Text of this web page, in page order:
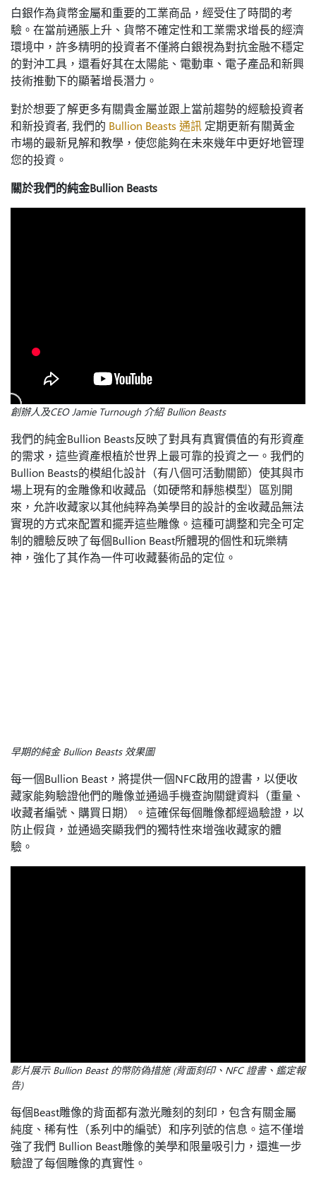
白銀作為貨幣金屬和重要的工業商品，經受住了時間的考
驗。在當前通脹上升、貨幣不確定性和工業需求增長的經濟
環境中，許多精明的投資者不僅將白銀視為對抗金融不穩定
的對沖工具，還看好其在太陽能、電動車、電子產品和新興
技術推動下的顯著增長潛力。
對於想要了解更多有關貴金屬並跟上當前趨勢的經驗投資者
和新投資者, 我們的 Bullion Beasts 通訊 定期更新有關黃金
市場的最新見解和教學，使您能夠在未來幾年中更好地管理
您的投資。
關於我們的純金Bullion Beasts
創辦人及CEO Jamie Turnough 介紹 Bullion Beasts
我們的純金Bullion Beasts反映了對具有真實價值的有形資產
的需求，這些資產根植於世界上最可靠的投資之一。我們的
Bullion Beasts的模組化設計（有八個可活動關節）使其與市
場上現有的金雕像和收藏品（如硬幣和靜態模型）區別開
來，允許收藏家以其他純粹為美學目的設計的金收藏品無法
實現的方式來配置和擺弄這些雕像。這種可調整和完全可定
制的體驗反映了每個Bullion Beast所體現的個性和玩樂精
神，強化了其作為一件可收藏藝術品的定位。
早期的純金 Bullion Beasts 效果圖
每一個Bullion Beast，將提供一個NFC啟用的證書，以便收
藏家能夠驗證他們的雕像並通過手機查詢關鍵資料（重量、
收藏者編號、購買日期）。這確保每個雕像都經過驗證，以
防止假貨，並通過突顯我們的獨特性來增強收藏家的體
驗。
影片展示 Bullion Beast 的幣防偽措施 (背面刻印、NFC 證書、鑑定報
告)
每個Beast雕像的背面都有激光雕刻的刻印，包含有關金屬
純度、稀有性（系列中的編號）和序列號的信息。這不僅增
強了我們 Bullion Beast雕像的美學和限量吸引力，還進一步
驗證了每個雕像的真實性。